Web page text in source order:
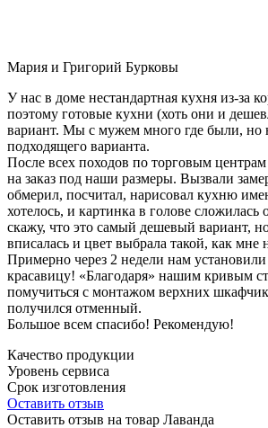
Мария и Григорий Бурковы
У нас в доме нестандартная кухня из-за
поэтому готовые кухни (хоть они и
вариант. Мы с мужем много где были, но
подходящего варианта.
После всех походов по торговым
на заказ под наши размеры. Вызвали
обмерил, посчитал, нарисовал кухню
хотелось, и картинка в голове сложилась
скажу, что это самый дешевый вариант,
вписалась и цвет выбрала такой, как мне
Примерно через 2 недели нам
красавицу! «Благодаря» нашим кривым
помучиться с монтажом верхних
получился отменный.
Большое всем спасибо! Рекомендую!
Качество продукции
Уровень сервиса
Срок изготовления
Оставить отзыв
Оставить отзыв на товар Лаванда